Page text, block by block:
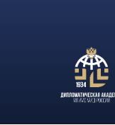
МИД России